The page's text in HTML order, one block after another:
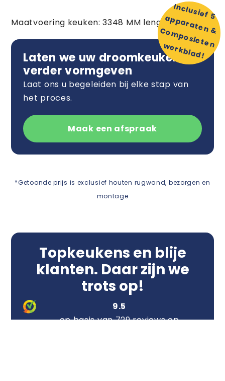
Maatvoering keuken: 3348 MM lengte
In
c
lu
s
ie
f 5
a
p
p
a
ra
te
n
& C
o
m
p
o
s
ie
te
n
w
e
rk
b
la
d
!
Laten we uw droomkeuken
verder vormgeven
Laat ons u begeleiden bij elke stap van
het proces.
Maak een afspraak
*Getoonde prijs is exclusief houten rugwand, bezorgen en
montage
Topkeukens en blije
klanten. Daar zijn we
trots op!
9.5
op basis van 729 reviews op